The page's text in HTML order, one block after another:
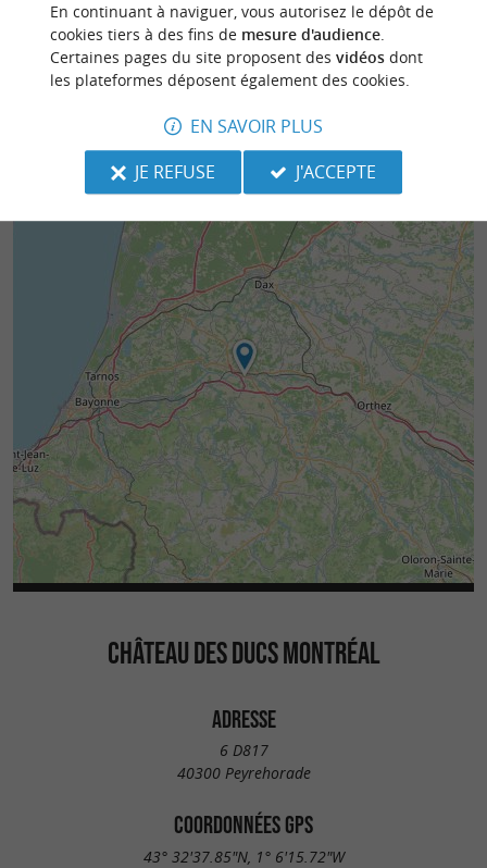
172 m - Peyrehorade 528 m -
CHÂTEAU DES DUCS MONTRÉAL
ADRESSE
6 D817
40300 Peyrehorade
COORDONNÉES GPS
43° 32'37.85"N, 1° 6'15.72"W
En continuant à naviguer, vous autorisez le dépôt de
cookies tiers à des fins de mesure d'audience.
Certaines pages du site proposent des vidéosdont
les plateformes déposent également des cookies.
EN SAVOIR PLUS
JE REFUSE
J'ACCEPTE